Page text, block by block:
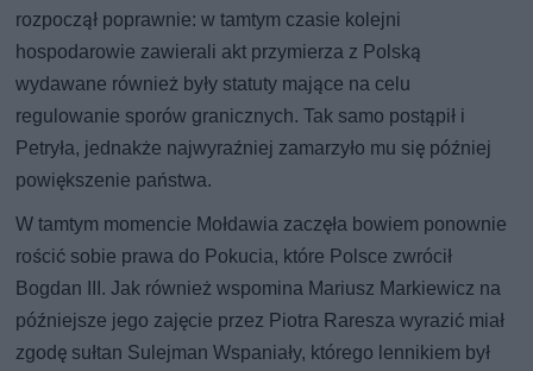
rozpoczął poprawnie: w tamtym czasie kolejni
hospodarowie zawierali akt przymierza z Polską
wydawane również były statuty mające na celu
regulowanie sporów granicznych. Tak samo postąpił i
Petryła, jednakże najwyraźniej zamarzyło mu się później
powiększenie państwa.
W tamtym momencie Mołdawia zaczęła bowiem ponownie
rościć sobie prawa do Pokucia, które Polsce zwrócił
Bogdan III. Jak również wspomina Mariusz Markiewicz na
późniejsze jego zajęcie przez Piotra Raresza wyrazić miał
zgodę sułtan Sulejman Wspaniały, którego lennikiem był